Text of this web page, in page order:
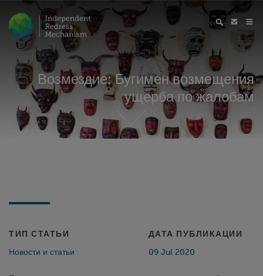
Возмездие: Бугимен возмещения
ущерба по жалобам
ТИП СТАТЬИ
Новости и статьи
ДАТА ПУБЛИКАЦИИ
09 Jul 2020